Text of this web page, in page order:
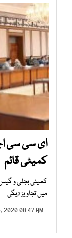
ای سی سی
کمیٹی قائم
میں تجاویز دیگی
2020 08:47 AM |